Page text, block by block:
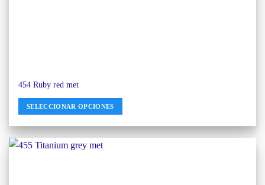
454 Ruby red met
SELECCIONAR OPCIONES